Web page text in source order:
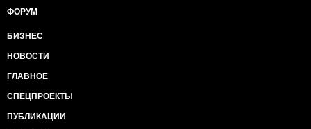
ФОРУМ
БИЗНЕС
НОВОСТИ
ГЛАВНОЕ
СПЕЦПРОЕКТЫ
ПУБЛИКАЦИИ